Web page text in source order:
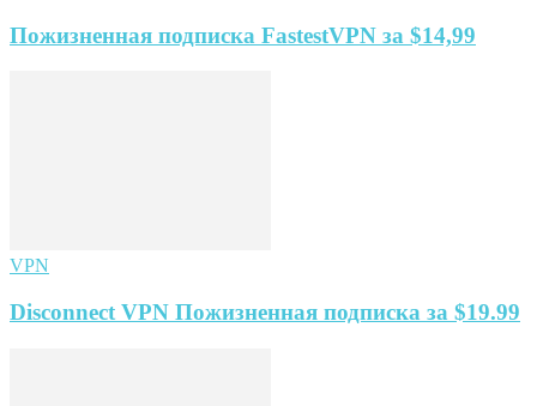
Пожизненная подписка FastestVPN за $14,99
VPN
Disconnect VPN Пожизненная подписка за $19.99